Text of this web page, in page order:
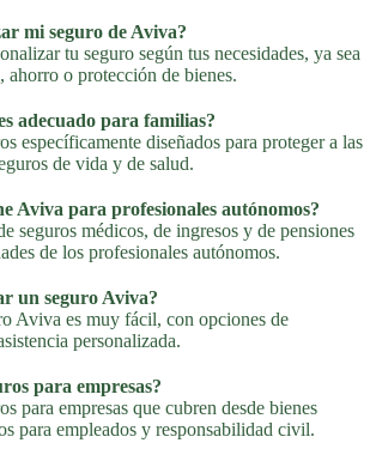
mi seguro de Aviva?
tu seguro según tus necesidades, ya sea
ahorro o protección de bienes.
adecuado para familias?
específicamente diseñados para proteger a las
de vida y de salud.
Aviva para profesionales autónomos?
seguros médicos, de ingresos y de pensiones
de los profesionales autónomos.
un seguro Aviva?
Aviva es muy fácil, con opciones de
personalizada.
para empresas?
para empresas que cubren desde bienes
para empleados y responsabilidad civil.